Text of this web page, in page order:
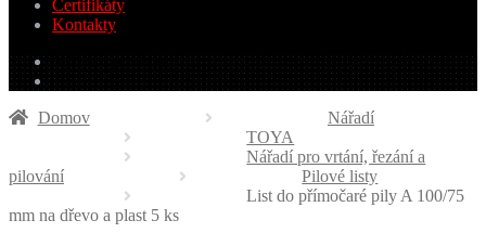
Certifikáty
Kontakty
0.00 € 0 produktov
Domov
Nářadí
TOYA
Nářadí pro vrtání, řezání a
pilování
Pilové listy
List do přímočaré pily A 100/75
mm na dřevo a plast 5 ks